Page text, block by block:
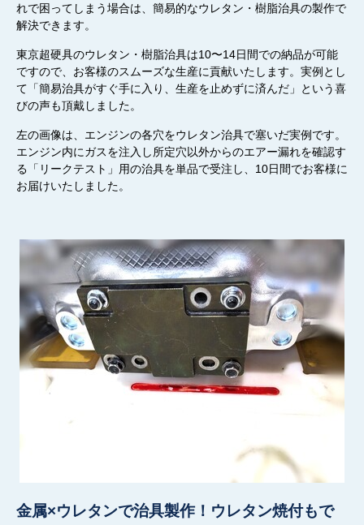
れで困ってしまう場合は、簡易的なウレタン・樹脂治具の製作で
解決できます。
東京超硬具のウレタン・樹脂治具は10〜14日間での納品が可能
ですので、お客様のスムーズな生産に貢献いたします。実例とし
て 「簡易治具がすぐ手に入 り 、生産を止めずに済んだ 」
という喜
びの声も頂戴し ました。
左の画像は、エンジンの各穴をウレタン治具で塞いだ実例です。
エンジン内にガスを注入し所定穴以外からのエアー漏れを確認す
る 「リークテスト」用の治具を単品で受注し、 10日間でお客様に
お届けいたしました。
金属×ウレタンで治具製作！ウレタン焼付もで